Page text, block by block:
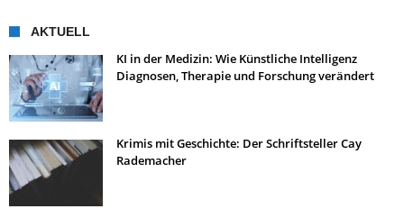
AKTUELL
KI in der Medizin: Wie Künstliche Intelligenz
Diagnosen, Therapie und Forschung verändert
Krimis mit Geschichte: Der Schriftsteller Cay
Rademacher